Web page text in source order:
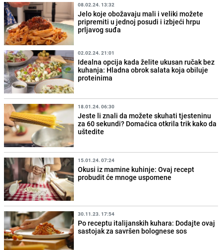
08.02.24. 13:32
Jelo koje obožavaju mali i veliki možete
pripremiti u jednoj posudi i izbjeći hrpu
prljavog suđa
02.02.24. 21:01
Idealna opcija kada želite ukusan ručak bez
kuhanja: Hladna obrok salata koja obiluje
proteinima
18.01.24. 06:30
Jeste li znali da možete skuhati tjesteninu
za 60 sekundi? Domaćica otkrila trik kako da
uštedite
15.01.24. 07:24
Okusi iz mamine kuhinje: Ovaj recept
probudit će mnoge uspomene
30.11.23. 17:54
Po receptu italijanskih kuhara: Dodajte ovaj
sastojak za savršen bolognese sos